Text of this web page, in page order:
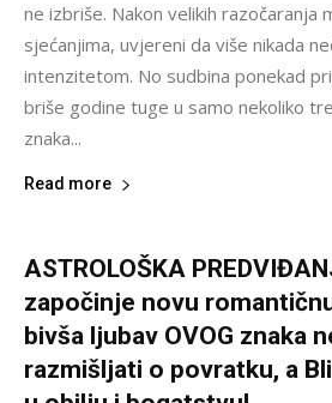
ne izbriše. Nakon velikih razočaranja
sjećanjima, uvjereni da više nikada
intenzitetom. No sudbina ponekad
briše godine tuge u samo nekoliko
znaka...
Read more
ASTROLOŠKA
započinje novu
bivša ljubav OVOG znaka
razmišljati o povratku, a